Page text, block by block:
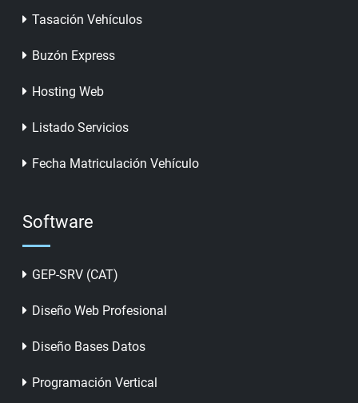
Tasación Vehículos
Buzón Express
Hosting Web
Listado Servicios
Fecha Matriculación Vehículo
Software
GEP-SRV (CAT)
Diseño Web Profesional
Diseño Bases Datos
Programación Vertical